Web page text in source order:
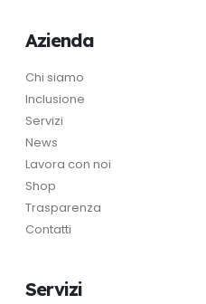
Azienda
Chi siamo
Inclusione
Servizi
News
Lavora con noi
Shop
Trasparenza
Contatti
Servizi